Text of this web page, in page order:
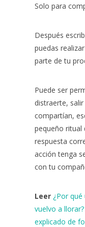
Solo para
Después
puedas
parte de tu
Puede ser
distraerte,
compartían,
pequeño ritual
respuesta
acción tenga
con tu
Leer ¿Por
vuelvo a
explicado de